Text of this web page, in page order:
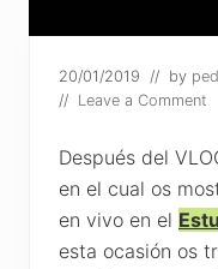
20/01/2019 // by
// Leave a Comment
Después del
en el cual os
en vivo en el
esta ocasión os